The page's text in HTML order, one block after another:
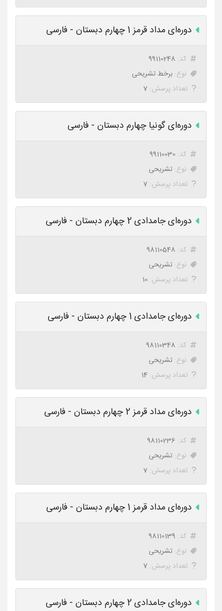
دوره‌ای مداد قرمز 1 چهارم دبستان - فارسی
کد: 99110248
نوع: برخط تشریحی
تعداد پرسش: 7
دوره‌ای گونیا چهارم دبستان - فارسی
کد: 99110030
نوع: تشریحی
تعداد پرسش: 7
دوره‌ای جامدادی 2 چهارم دبستان - فارسی
کد: 98110548
نوع: تشریحی
تعداد پرسش: 10
دوره‌ای جامدادی 1 چهارم دبستان - فارسی
کد: 98110348
نوع: تشریحی
تعداد پرسش: 14
دوره‌ای مداد قرمز 2 چهارم دبستان - فارسی
کد: 98110236
نوع: تشریحی
تعداد پرسش: 7
دوره‌ای مداد قرمز 1 چهارم دبستان - فارسی
کد: 98110139
نوع: تشریحی
تعداد پرسش: 7
دوره‌ای جامدادی 2 چهارم دبستان - فارسی